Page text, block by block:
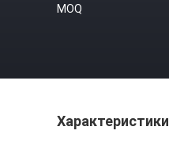
MOQ
Характеристики